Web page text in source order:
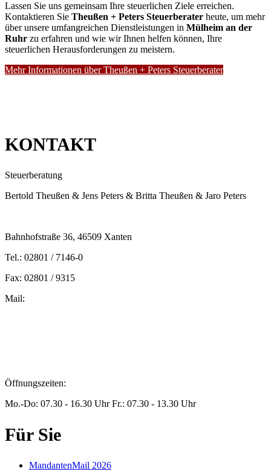
Lassen Sie uns gemeinsam Ihre steuerlichen Ziele erreichen.
Kontaktieren Sie Theußen + Peters Steuerberater heute, um mehr
über unsere umfangreichen Dienstleistungen in Mülheim an der
Ruhr zu erfahren und wie wir Ihnen helfen können, Ihre
steuerlichen Herausforderungen zu meistern.
Mehr Informationen über Theußen + Peters Steuerberater
KONTAKT
Steuerberatung
Bertold Theußen & Jens Peters & Britta Theußen & Jaro Peters
Bahnhofstraße 36, 46509 Xanten
Tel.: 02801 / 7146-0
Fax: 02801 / 9315
Mail:
Öffnungszeiten:
Mo.-Do: 07.30 - 16.30 Uhr Fr.: 07.30 - 13.30 Uhr
Für Sie
MandantenMail 2026